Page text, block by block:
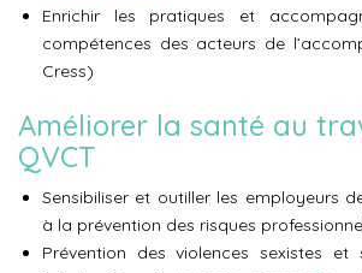
Enrichir les pratiques et
compétences des acteurs de
Cress)
Améliorer la santé au
QVCT
Sensibiliser et outiller les employeurs
à la prévention des risques
Prévention des violences sexistes et